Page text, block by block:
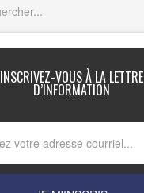
INSCRIVEZ-VOUS À LA LETTRE
D’INFORMATION